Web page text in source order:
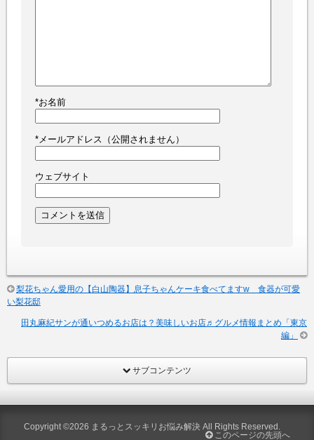
*お名前
* メールアドレス（公開されません）
ウェブサイト
梨花ちゃん愛用の【白山陶器】息子ちゃんケーキ食べてますw 食器が可愛
い梨花邸
田丸麻紀サンが通いつめるお店は？美味しいお店♬グルメ情報まとめ「東京
編」
サブコンテンツ
Copyright ©2026 まるっとスッキリお悩み解決 All Rights Reserved.
このページの先頭へ